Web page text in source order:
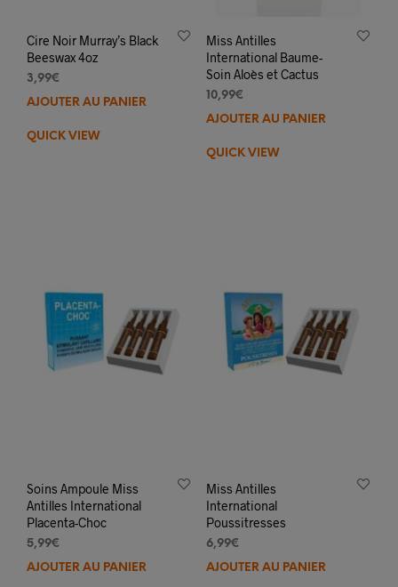
Cire Noir Murray’s Black
Beeswax 4oz
3,99€
AJOUTER AU PANIER
QUICK VIEW
Miss Antilles
International Baume-
Soin Aloès et Cactus
10,99€
AJOUTER AU PANIER
QUICK VIEW
Soins Ampoule Miss
Antilles International
Placenta-Choc
5,99€
AJOUTER AU PANIER
Miss Antilles
International
Poussitresses
6,99€
AJOUTER AU PANIER